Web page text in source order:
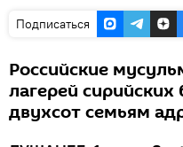
Подписаться
Российские
лагерей
двухсот семьям